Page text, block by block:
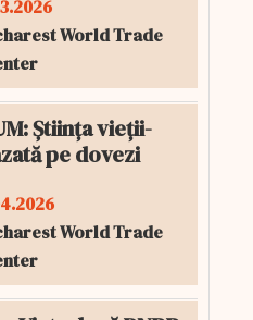
World Trade
Știința vieții-
pe dovezi
World Trade